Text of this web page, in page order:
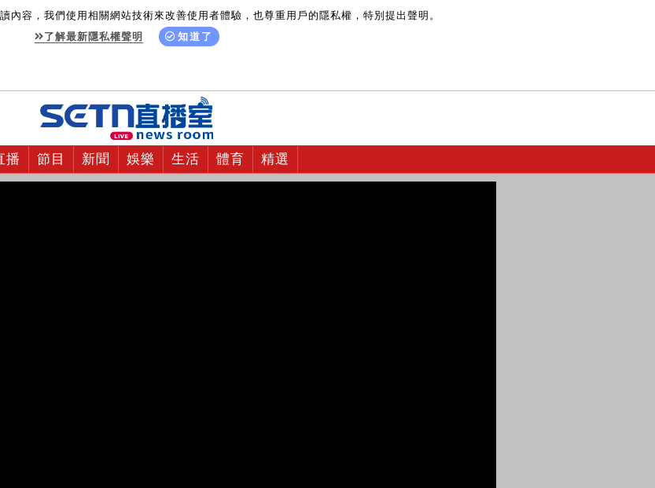
內容，我們使用相關網站技術來改善使用者體驗，也尊重用戶的隱私權，特別提出聲明。
了解最新隱私權聲明
知道了
播 節目 新聞 娛樂 生活 體育 精選